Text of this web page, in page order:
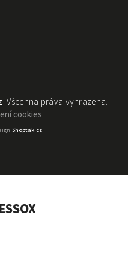
. Všechna práva vyhrazena.
cookies
Shoptak.cz